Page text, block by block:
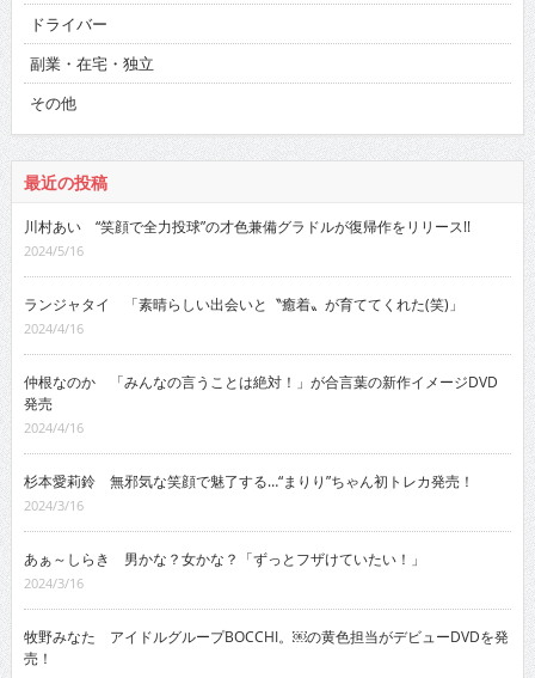
ドライバー
副業・在宅・独立
その他
最近の投稿
川村あい “笑顔で全力投球”の才色兼備グラドルが復帰作をリリース!!
2024/5/16
ランジャタイ 「素晴らしい出会いと〝癒着〟が育ててくれた(笑)」
2024/4/16
仲根なのか 「みんなの言うことは絶対！」が合言葉の新作イメージDVD
発売
2024/4/16
杉本愛莉鈴 無邪気な笑顔で魅了する…“まりり”ちゃん初トレカ発売！
2024/3/16
あぁ～しらき 男かな？女かな？「ずっとフザけていたい！」
2024/3/16
牧野みなた アイドルグループBOCCHI。￼の黄色担当がデビューDVDを発
売！